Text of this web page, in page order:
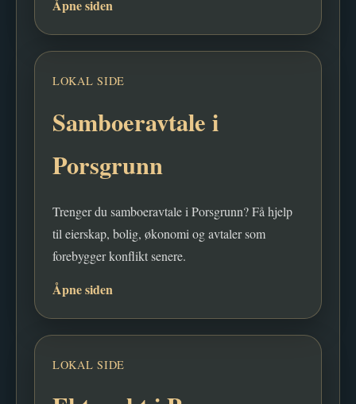
Åpne siden
LOKAL SIDE
Samboeravtale i
Porsgrunn
Trenger du samboeravtale i Porsgrunn? Få hjelp
til eierskap, bolig, økonomi og avtaler som
forebygger konflikt senere.
Åpne siden
LOKAL SIDE